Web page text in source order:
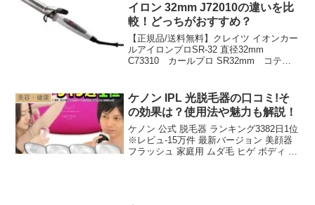
イロン 32mm J72010の違いを比
較！どっちがおすすめ？
【正規品/送料無料】クレイツ イオンカー
ルアイロンプロSR-32 直径32mm
C73310 カールプロ SR32mm コテ
カールプロSR32mmとカールア...
美容・健康
ケノン IPL 光脱毛器の口コミ!そ
の効果は？使用法や魅力も解説！
ケノン 公式 脱毛器 ランキング3382日1位
※レビュ-15万件 最新バージョン 美顔器
フラッシュ 家庭用 ムダ毛 ヒゲ ボディ メ